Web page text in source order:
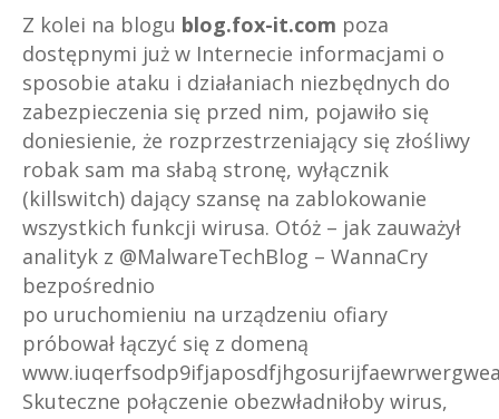
Z kolei na blogu blog.fox-it.com poza
dostępnymi już w Internecie informacjami o
sposobie ataku i działaniach niezbędnych do
zabezpieczenia się przed nim, pojawiło się
doniesienie, że rozprzestrzeniający się złośliwy
robak sam ma słabą stronę, wyłącznik
(killswitch) dający szansę na zablokowanie
wszystkich funkcji wirusa. Otóż – jak zauważył
analityk z @MalwareTechBlog – WannaCry
bezpośrednio
po uruchomieniu na urządzeniu ofiary
próbował łączyć się z domeną
Skuteczne połączenie obezwładniłoby wirus,